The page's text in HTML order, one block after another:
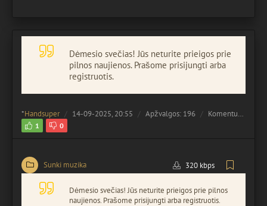
Dėmesio svečias! Jūs neturite prieigos prie
pilnos naujienos. Prašome prisijungti arba
registruotis.
*Handsuper 14-09-2025, 20:55 Apžvalgos: 196 Komentuota:
1 0
Sunki muzika 320 kbps
Dėmesio svečias! Jūs neturite prieigos prie pilnos
naujienos. Prašome prisijungti arba registruotis.